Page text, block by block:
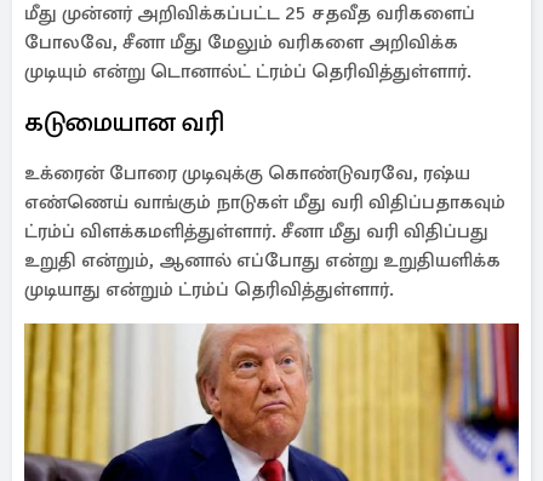
மீது முன்னர் அறிவிக்கப்பட்ட 25 சதவீத வரிகளைப்
போலவே, சீனா மீது மேலும் வரிகளை அறிவிக்க
முடியும் என்று டொனால்ட் ட்ரம்ப் தெரிவித்துள்ளார்.
கடுமையான வரி
உக்ரைன் போரை முடிவுக்கு கொண்டுவரவே, ரஷ்ய
எண்ணெய் வாங்கும் நாடுகள் மீது வரி விதிப்பதாகவும்
ட்ரம்ப் விளக்கமளித்துள்ளார். சீனா மீது வரி விதிப்பது
உறுதி என்றும், ஆனால் எப்போது என்று உறுதியளிக்க
முடியாது என்றும் ட்ரம்ப் தெரிவித்துள்ளார்.